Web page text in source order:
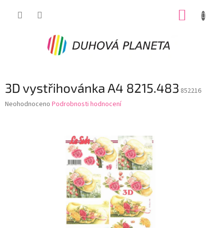
3D vystřihovánka A4 8215.483 852216
Průměrné
Neohodnoceno Podrobnosti hodnocení